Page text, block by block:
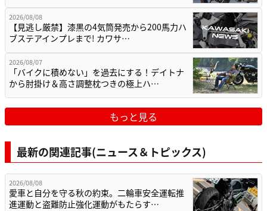
2026/08/08
【見逃し厳禁】漆黒の4気筒発売から200馬力ハ
ブステアインプレまで! カワサ…
2026/08/07
「バイクに積めない」を過去にする！デイトナ
から肘掛け＆高さ調整枕つきの極上ハ…
もっと見る
最新の関連記事(ニュース＆トピックス)
2026/08/08
愛車と自分を守る秋の約束。二輪車安全運転推
進運動と盗難防止強化運動がもたらす…